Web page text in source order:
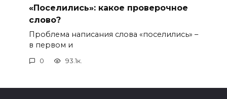
«Поселились»: какое проверочное
слово?
Проблема написания слова «поселились» –
в первом и
0 93.1к.